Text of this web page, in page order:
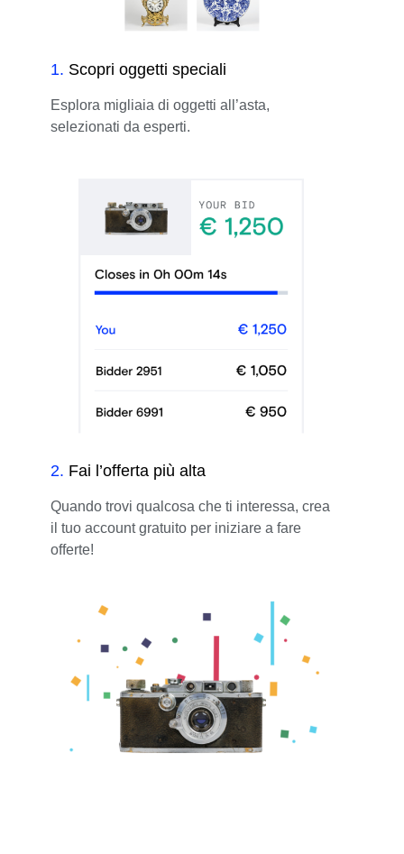
1. Scopri oggetti speciali
Esplora migliaia di oggetti all’asta,
selezionati da esperti.
2. Fai l’offerta più alta
Quando trovi qualcosa che ti interessa, crea
il tuo account gratuito per iniziare a fare
offerte!